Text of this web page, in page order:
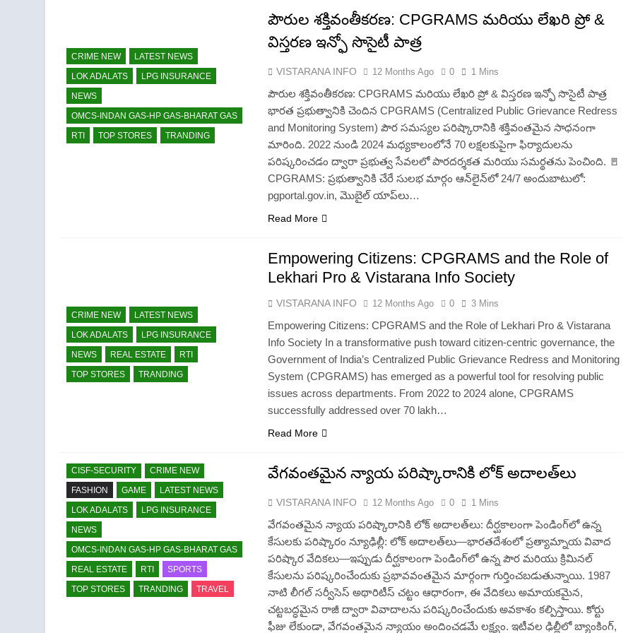
CRIME NEW
LATEST NEWS
LOK ADALATS
LPG INSURANCE
NEWS
OMCS-INDAN GAS-HP GAS-BHARAT GAS
RTI
TOP STORES TRANDING
పౌరుల శక్తివంతీకరణ: CPGRAMS మరియు లేఖరి ప్రో &
విస్తరణ ఇన్ఫో సొసైటీ పాత్ర
VISTARANA INFO 12 Months Ago 0 1 Mins
పౌరుల శక్తివంతీకరణ: CPGRAMS మరియు లేఖరి ప్రో & విస్తరణ ఇన్ఫో సొసైటీ పాత్ర
భారత ప్రభుత్వానికి చెందిన CPGRAMS (Centralized Public Grievance Redress
and Monitoring System) పౌర సమస్యల పరిష్కారానికి శక్తివంతమైన సాధనంగా
మారింది. 2022 నుండి 2024 మధ్యకాలంలోనే 70 లక్షలకుపైగా ఫిర్యాదులను
పరిష్కరించడం ద్వారా ప్రభుత్వ సేవలలో పారదర్శకత మరియు సమర్థతను పెంచింది. 🚪
CPGRAMS: ప్రభుత్వానికి చేరే సులభ మార్గం ఆన్‌లైన్‌లో 24/7 అందుబాటులో:
pgportal.gov.in, మొబైల్ యాప్‌లు…
Read More
CRIME NEW
LATEST NEWS
LOK ADALATS
LPG INSURANCE
NEWS
REAL ESTATE
RTI
TOP STORES
TRANDING
Empowering Citizens: CPGRAMS and the Role of
Lekhari Pro & Vistarana Info Society
VISTARANA INFO 12 Months Ago 0 3 Mins
Empowering Citizens: CPGRAMS and the Role of Lekhari Pro & Vistarana
Info Society In a transformative push toward citizen-centric governance, the
Government of India’s Centralized Public Grievance Redress and Monitoring
System (CPGRAMS) has emerged as a powerful tool for resolving public
issues across departments. From 2022 to 2024 alone, CPGRAMS
successfully addressed over 70 lakh…
Read More
CISF-SECURITY
CRIME NEW
FASHION
GAME
LATEST NEWS
LOK ADALATS
LPG INSURANCE
NEWS
OMCS-INDAN GAS-HP GAS-BHARAT GAS
REAL ESTATE
RTI
SPORTS
TOP STORES
TRANDING TRAVEL
వేగవంతమైన న్యాయ పరిష్కారానికి లోక్ అదాలత్‌లు
VISTARANA INFO 12 Months Ago 0 1 Mins
వేగవంతమైన న్యాయ పరిష్కారానికి లోక్ అదాలత్‌లు: దీర్ఘకాలంగా పెండింగ్‌లో ఉన్న
కేసులకు పరిష్కారం న్యూఢిల్లీ: లోక్ అదాలత్‌లు—భారతదేశంలో ప్రత్యామ్నాయ వివాద
పరిష్కార వేదికలు—ఇప్పుడు దీర్ఘకాలంగా పెండింగ్‌లో ఉన్న పౌర మరియు క్రిమినల్
కేసులను పరిష్కరించేందుకు ప్రభావవంతమైన మార్గంగా గుర్తించబడుతున్నాయి. 1987
నాటి లీగల్ సర్వీసెస్ అథారిటీస్ చట్టం ఆధారంగా, ఈ వేదికలు అమాయకమైన,
చట్టబద్ధమైన రాజీ ద్వారా వివాదాలను పరిష్కరించేందుకు అవకాశం కల్పిస్తాయి. కోర్టు
ఫీజు లేకుండా, వేగవంతమైన న్యాయం అందించడమే లక్ష్యం. ఇటీవల ఢిల్లీలో బ్యాంకింగ్,